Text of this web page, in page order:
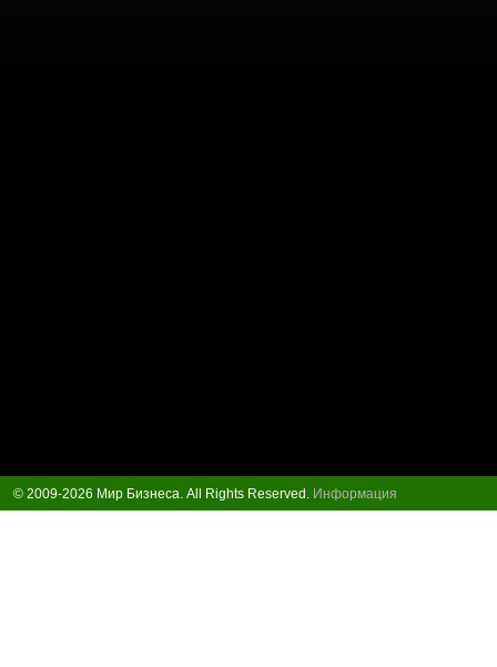
© 2009-2026 Мир Бизнеса. All Rights Reserved. Информация